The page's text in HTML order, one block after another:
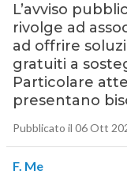
L’avviso
rivolge ad
ad offrire
gratuiti a
Particolare
presentano
Pubblicato il 06 Ott
F. Me